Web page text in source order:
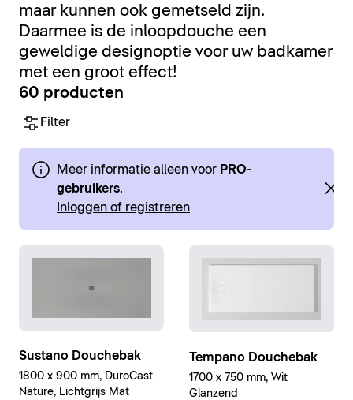
maar kunnen ook gemetseld zijn.
Daarmee is de inloopdouche een
geweldige designoptie voor uw badkamer
met een groot effect!
60 producten
Filter
Meer informatie alleen voor PRO-
gebruikers.
Inloggen of registreren
Sustano Douchebak
1800 x 900 mm, DuroCast
Nature, Lichtgrijs Mat
Tempano Douchebak
1700 x 750 mm, Wit
Glanzend